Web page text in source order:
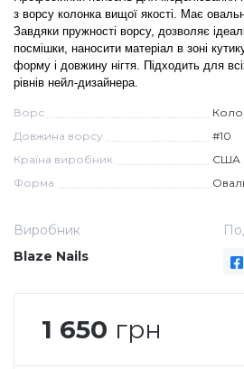
Дезінфекція та стерилізація
Декор для нігтів
Трикутники (каміфубукі)
Наклейки гнучкі лінії
Наліпки гнучкі лінії
Бульонки
Блискітки (пісок для нігтів)
Навчання
з ворсу колонка вищої якості. Має
Завдяки пружності ворсу, дозволяє
посмішки, наносити матеріал в зоні
форму і довжину нігтя. Підходить для
рівнів нейл-дизайнера.
Ворс
Довжина ворсу
#10
Країна виробник
США
Форма
Виробник
Blaze Nails
1 650 грн